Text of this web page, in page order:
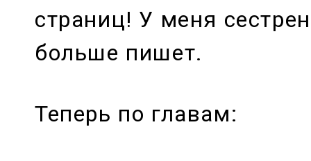
страниц! У меня
больше пишет.
Теперь по главам: